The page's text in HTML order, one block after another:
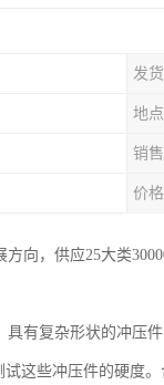
发
地点
销
价格
向，供应25大类
有复杂形状的冲压
这些冲压件的硬度